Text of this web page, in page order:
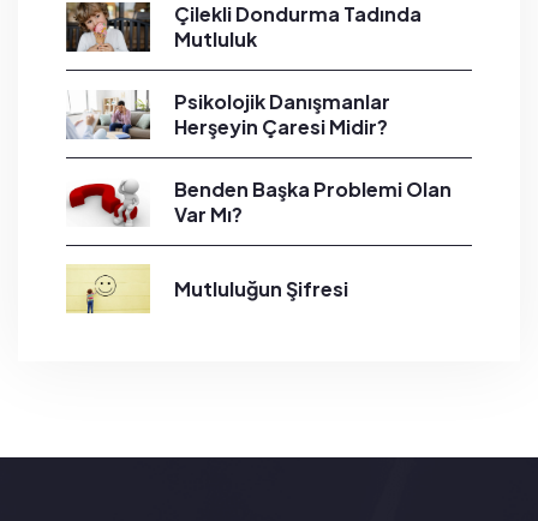
Çilekli Dondurma Tadında
Mutluluk
Psikolojik Danışmanlar
Herşeyin Çaresi Midir?
Benden Başka Problemi Olan
Var Mı?
Mutluluğun Şifresi